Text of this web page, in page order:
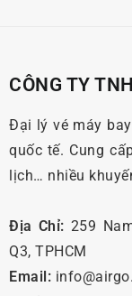
CÔNG TY
Đại lý vé máy
quốc tế. Cung
lịch… nhiều
Địa Chỉ: 259
Q3, TPHCM
Email: